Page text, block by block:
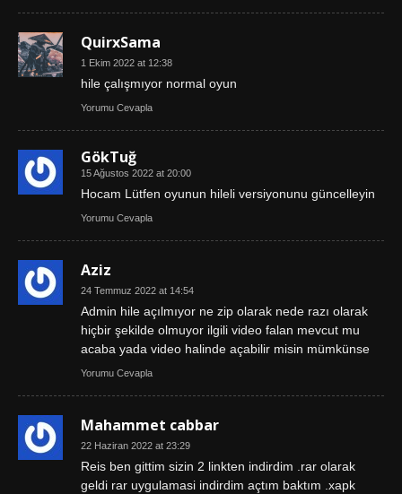
QuirxSama
1 Ekim 2022 at 12:38
hile çalışmıyor normal oyun
Yorumu Cevapla
GökTuğ
15 Ağustos 2022 at 20:00
Hocam Lütfen oyunun hileli versiyonunu güncelleyin
Yorumu Cevapla
Aziz
24 Temmuz 2022 at 14:54
Admin hile açılmıyor ne zip olarak nede razı olarak
hiçbir şekilde olmuyor ilgili video falan mevcut mu
acaba yada video halinde açabilir misin mümkünse
Yorumu Cevapla
Mahammet cabbar
22 Haziran 2022 at 23:29
Reis ben gittim sizin 2 linkten indirdim .rar olarak
geldi rar uygulamasi indirdim açtım baktım .xapk